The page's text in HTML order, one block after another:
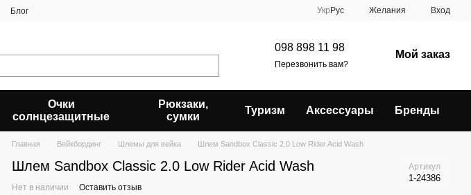
Блог Укр Рус Желания Вход
098 898 11 98
Перезвонить вам?
Мой заказ
Очки
солнцезащитные
Рюкзаки,
сумки
Туризм Аксессуары Бренды
Главная Вейкбординг Шлемы для вейка Шлем Sandbox Classic 2.0 Low Rider Acid Wash
Шлем Sandbox Classic 2.0 Low Rider Acid Wash Артикул
1-24386
Нет в наличии Оставить отзыв